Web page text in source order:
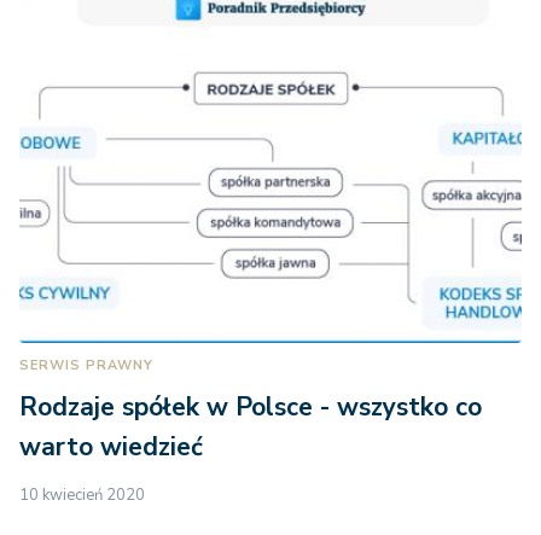
SERWIS PRAWNY
Rodzaje spółek w Polsce - wszystko co
warto wiedzieć
10 kwiecień 2020